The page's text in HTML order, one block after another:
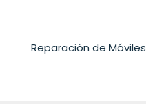
Reparación de Móviles